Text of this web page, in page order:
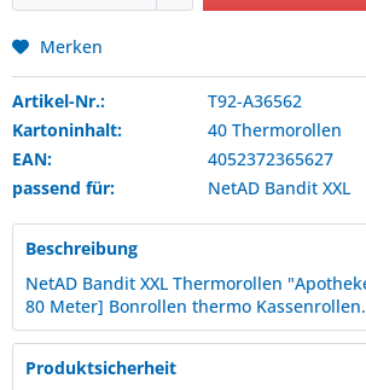
Merken
Artikel-Nr.:
T92-A36562
Kartoninhalt:
40 Thermorollen
EAN:
4052372365627
passend für:
NetAD Bandit XXL
Beschreibung
NetAD Bandit XXL Thermorollen
80 Meter] Bonrollen thermo
Produktsicherheit